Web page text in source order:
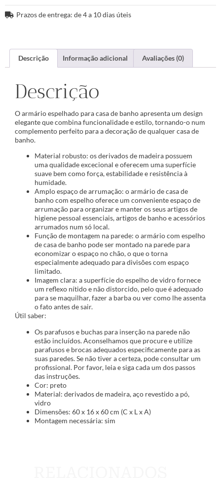
Prazos de entrega: de 4 a 10 dias úteis
Descrição Informação adicional Avaliações (0)
Descrição
O armário espelhado para casa de banho apresenta um design
elegante que combina funcionalidade e estilo, tornando-o num
complemento perfeito para a decoração de qualquer casa de
banho.
Material robusto: os derivados de madeira possuem
uma qualidade excecional e oferecem uma superfície
suave bem como força, estabilidade e resistência à
humidade.
Amplo espaço de arrumação: o armário de casa de
banho com espelho oferece um conveniente espaço de
arrumação para organizar e manter os seus artigos de
higiene pessoal essenciais, artigos de banho e acessórios
arrumados num só local.
Função de montagem na parede: o armário com espelho
de casa de banho pode ser montado na parede para
economizar o espaço no chão, o que o torna
especialmente adequado para divisões com espaço
limitado.
Imagem clara: a superfície do espelho de vidro fornece
um reflexo nítido e não distorcido, pelo que é adequado
para se maquilhar, fazer a barba ou ver como lhe assenta
o fato antes de sair.
Útil saber:
Os parafusos e buchas para inserção na parede não
estão incluídos. Aconselhamos que procure e utilize
parafusos e brocas adequados especificamente para as
suas paredes. Se não tiver a certeza, pode consultar um
profissional. Por favor, leia e siga cada um dos passos
das instruções.
Cor: preto
Material: derivados de madeira, aço revestido a pó,
vidro
Dimensões: 60 x 16 x 60 cm (C x L x A)
Montagem necessária: sim